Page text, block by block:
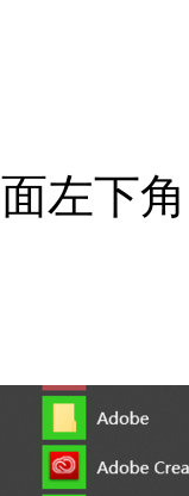
左下